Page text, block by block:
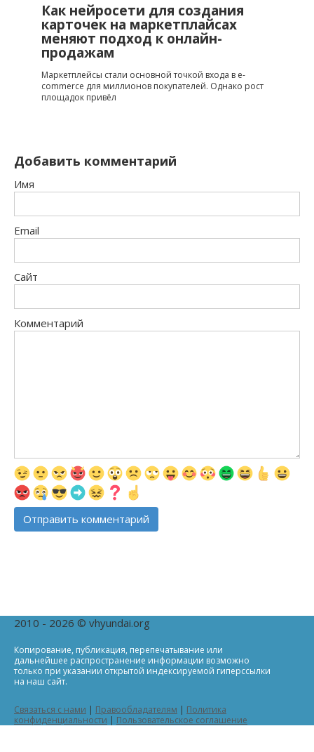
Как нейросети для создания
карточек на маркетплайсах
меняют подход к онлайн-
продажам
Маркетплейсы стали основной точкой входа в e-
commerce для миллионов покупателей. Однако рост
площадок привёл
Добавить комментарий
Имя
Email
Сайт
Комментарий
2010 - 2026 © vhyundai.org
Копирование, публикация, перепечатывание или
дальнейшее распространение информации возможно
только при указании открытой индексируемой гиперссылки
на наш сайт.
Связаться с нами | Правообладателям | Политика
конфиденциальности | Пользовательское соглашение